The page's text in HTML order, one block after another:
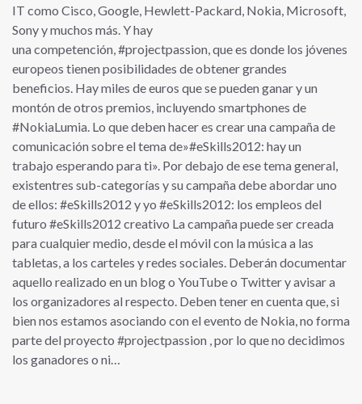
IT como Cisco, Google, Hewlett-Packard, Nokia, Microsoft,
Sony y muchos más. Y hay
una competención, #projectpassion, que es donde los jóvenes
europeos tienen posibilidades de obtener grandes
beneficios. Hay miles de euros que se pueden ganar y un
montón de otros premios, incluyendo smartphones de
#NokiaLumia. Lo que deben hacer es crear una campaña de
comunicación sobre el tema de»#eSkills2012: hay un
trabajo esperando para ti». Por debajo de ese tema general,
existentres sub-categorías y su campaña debe abordar uno
de ellos: #eSkills2012 y yo #eSkills2012: los empleos del
futuro #eSkills2012 creativo La campaña puede ser creada
para cualquier medio, desde el móvil con la música a las
tabletas, a los carteles y redes sociales. Deberán documentar
aquello realizado en un blog o YouTube o Twitter y avisar a
los organizadores al respecto. Deben tener en cuenta que, si
bien nos estamos asociando con el evento de Nokia, no forma
parte del proyecto #projectpassion , por lo que no decidimos
los ganadores o ni…